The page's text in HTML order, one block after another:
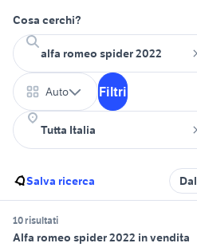
Cosa cerchi?
Auto Filtri
Salva ricerca
10 risultati
Alfa romeo spider 2022 in vendita